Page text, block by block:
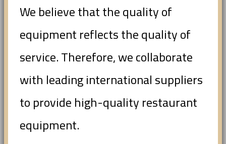
We believe that the quality of
equipment reflects the quality of
service. Therefore, we collaborate
with leading international suppliers
to provide high-quality restaurant
equipment.